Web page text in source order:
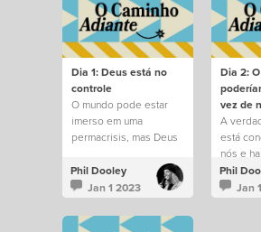
Dia 1: Deus está no
controle
O mundo pode estar
imerso em uma
permacrisis, mas Deus
de tudo.
Phil Dooley
Jan 1 2023
Dia 2:
vez de
A
está
nós e
saber
Phil
Jan